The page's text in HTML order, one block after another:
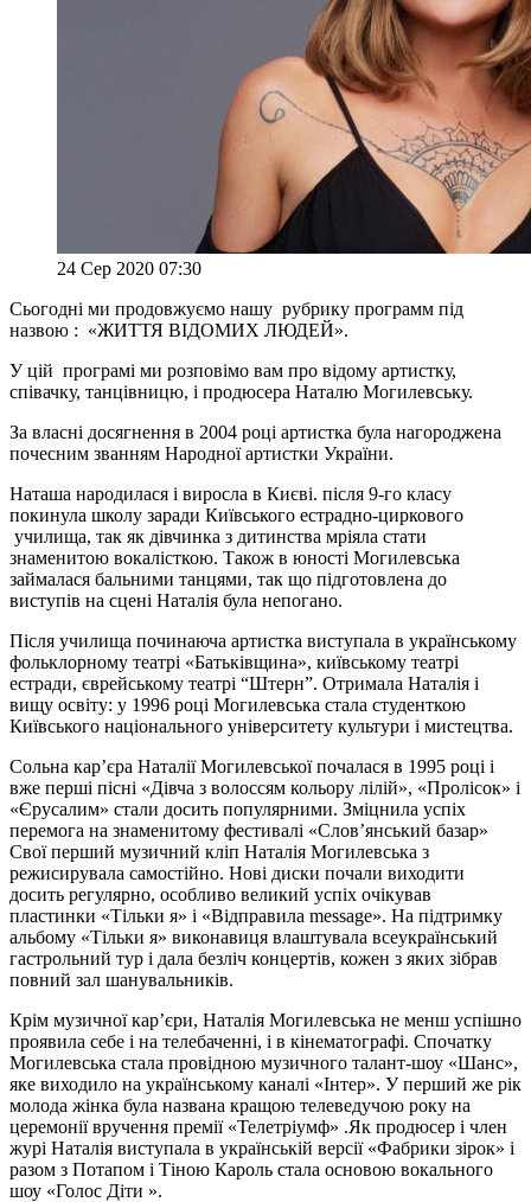
24 Сер 2020 07:30
Сьогодні ми продовжуємо нашу рубрику программ під
назвою : «ЖИТТЯ ВІДОМИХ ЛЮДЕЙ».
У цій програмі ми розповімо вам про відому артистку,
співачку, танцівницю, і продюсера Наталю Могилевську.
За власні досягнення в 2004 році артистка була нагороджена
почесним званням Народної артистки України.
Наташа народилася і виросла в Києві. після 9-го класу
покинула школу заради Київського естрадно-циркового
училища, так як дівчинка з дитинства мріяла стати
знаменитою вокалісткою. Також в юності Могилевська
займалася бальними танцями, так що підготовлена до
виступів на сцені Наталія була непогано.
Після училища починаюча артистка виступала в українському
фольклорному театрі «Батьківщина», київському театрі
естради, єврейському театрі “Штерн”. Отримала Наталія і
вищу освіту: у 1996 році Могилевська стала студенткою
Київського національного університету культури і мистецтва.
Сольна кар’єра Наталії Могилевської почалася в 1995 році і
вже перші пісні «Дівча з волоссям кольору лілій», «Пролісок» і
«Єрусалим» стали досить популярними. Зміцнила успіх
перемога на знаменитому фестивалі «Слов’янський базар»
Свої перший музичний кліп Наталія Могилевська з
режисирувала самостійно. Нові диски почали виходити
досить регулярно, особливо великий успіх очікував
пластинки «Тільки я» і «Відправила message». На підтримку
альбому «Тільки я» виконавиця влаштувала всеукраїнський
гастрольний тур і дала безліч концертів, кожен з яких зібрав
повний зал шанувальників.
Крім музичної кар’єри, Наталія Могилевська не менш успішно
проявила себе і на телебаченні, і в кінематографі. Спочатку
Могилевська стала провідною музичного талант-шоу «Шанс»,
яке виходило на українському каналі «Інтер». У перший же рік
молода жінка була названа кращою телеведучою року на
церемонії вручення премії «Телетріумф» .Як продюсер і член
журі Наталія виступала в українській версії «Фабрики зірок» і
разом з Потапом і Тіною Кароль стала основою вокального
шоу «Голос Діти ».